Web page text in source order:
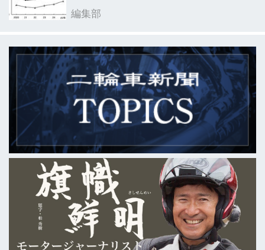
編集部